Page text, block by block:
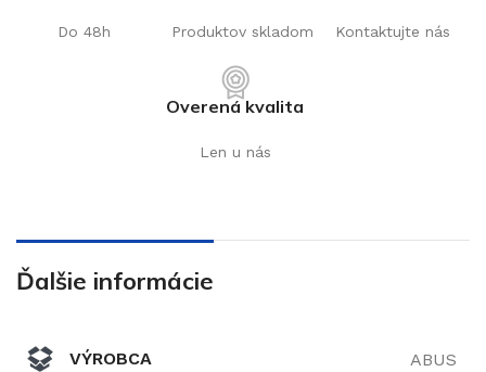
Do 48h Produktov skladom Kontaktujte nás
Overená kvalita
Len u nás
Ďalšie informácie
VÝROBCA ABUS